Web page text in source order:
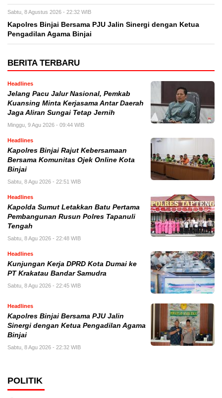
Sabtu, 8 Agustus 2026 - 22:32 WIB
Kapolres Binjai Bersama PJU Jalin Sinergi dengan Ketua
Pengadilan Agama Binjai
BERITA TERBARU
Headlines
Jelang Pacu Jalur Nasional, Pemkab
Kuansing Minta Kerjasama Antar Daerah
Jaga Aliran Sungai Tetap Jernih
Minggu, 9 Agu 2026 - 09:44 WIB
Headlines
Kapolres Binjai Rajut Kebersamaan
Bersama Komunitas Ojek Online Kota
Binjai
Sabtu, 8 Agu 2026 - 22:51 WIB
Headlines
Kapolda Sumut Letakkan Batu Pertama
Pembangunan Rusun Polres Tapanuli
Tengah
Sabtu, 8 Agu 2026 - 22:48 WIB
Headlines
Kunjungan Kerja DPRD Kota Dumai ke
PT Krakatau Bandar Samudra
Sabtu, 8 Agu 2026 - 22:45 WIB
Headlines
Kapolres Binjai Bersama PJU Jalin
Sinergi dengan Ketua Pengadilan Agama
Binjai
Sabtu, 8 Agu 2026 - 22:32 WIB
POLITIK